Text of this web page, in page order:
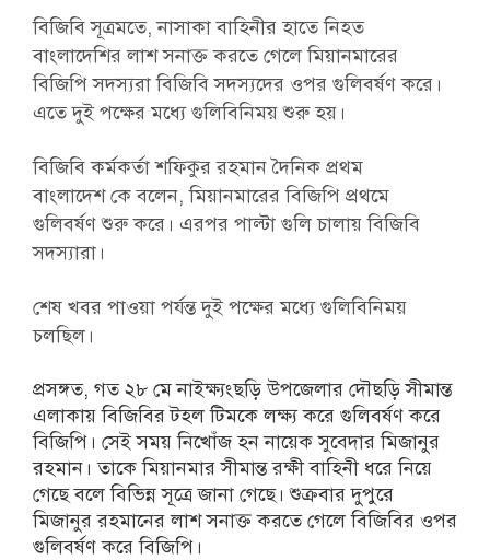
বিজিবি সূত্রমতে, নাসাকা বাহিনীর হাতে নিহত
বাংলাদেশির লাশ সনাক্ত করতে গেলে মিয়ানমারের
বিজিপি সদস্যরা বিজিবি সদস্যদের ওপর গুলিবর্ষণ করে।
এতে দুই পক্ষের মধ্যে গুলিবিনিময় শুরু হয়।
বিজিবি কর্মকর্তা শফিকুর রহমান দৈনিক প্রথম
বাংলাদেশ কে বলেন, মিয়ানমারের বিজিপি প্রথমে
গুলিবর্ষণ শুরু করে। এরপর পাল্টা গুলি চালায় বিজিবি
সদস্যারা।
শেষ খবর পাওয়া পর্যন্ত দুই পক্ষের মধ্যে গুলিবিনিময়
চলছিল।
প্রসঙ্গত, গত ২৮ মে নাইক্ষ্যংছড়ি উপজেলার দৌছড়ি সীমান্ত
এলাকায় বিজিবির টহল টিমকে লক্ষ্য করে গুলিবর্ষণ করে
বিজিপি। সেই সময় নিখোঁজ হন নায়েক সুবেদার মিজানুর
রহমান। তাকে মিয়ানমার সীমান্ত রক্ষী বাহিনী ধরে নিয়ে
গেছে বলে বিভিন্ন সূত্রে জানা গেছে। শুক্রবার দুপুরে
মিজানুর রহমানের লাশ সনাক্ত করতে গেলে বিজিবির ওপর
গুলিবর্ষণ করে বিজিপি।